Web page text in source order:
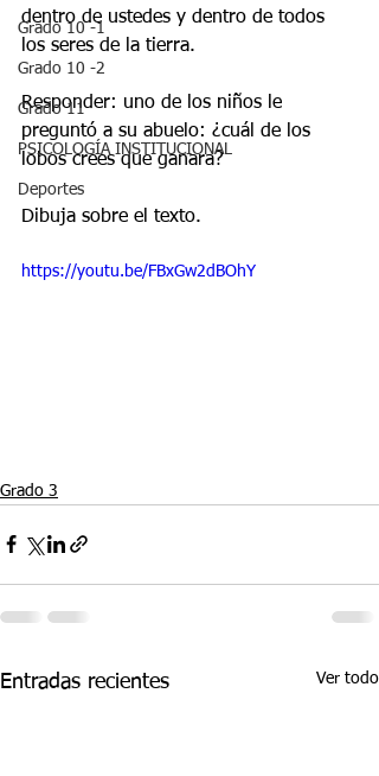
Grado 10 -1
Grado 10 -2
Grado 11
PSICOLOGÍA INSTITUCIONAL
Deportes
dentro de ustedes y dentro de todos
los seres de la tierra.
Responder: uno de los niños le
preguntó a su abuelo: ¿cuál de los
lobos crees que ganara?
Dibuja sobre el texto.
https://youtu.be/FBxGw2dBOhY
Grado 3
Entradas recientes Ver todo